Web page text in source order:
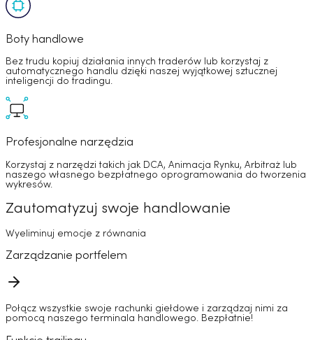
Boty handlowe
Bez trudu kopiuj działania innych traderów lub korzystaj z
automatycznego handlu dzięki naszej wyjątkowej sztucznej
inteligencji do tradingu.
Profesjonalne narzędzia
Korzystaj z narzędzi takich jak DCA, Animacja Rynku, Arbitraż lub
naszego własnego bezpłatnego oprogramowania do tworzenia
wykresów.
Zautomatyzuj swoje handlowanie
Wyeliminuj emocje z równania
Zarządzanie portfelem
Połącz wszystkie swoje rachunki giełdowe i zarządzaj nimi za
pomocą naszego terminala handlowego. Bezpłatnie!